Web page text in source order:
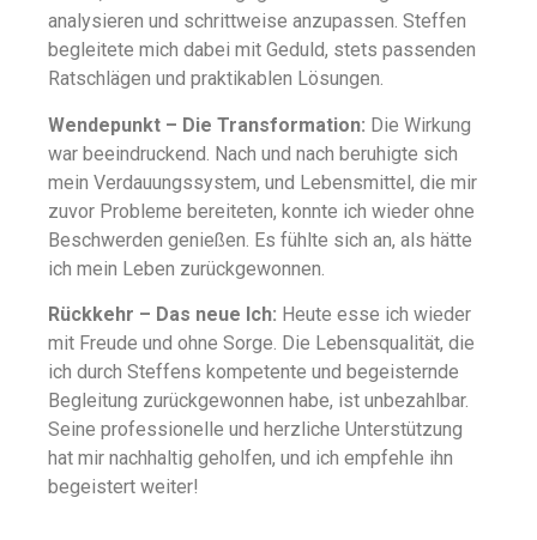
analysieren und schrittweise anzupassen. Steffen
begleitete mich dabei mit Geduld, stets passenden
Ratschlägen und praktikablen Lösungen.
Wendepunkt – Die Transformation: Die Wirkung
war beeindruckend. Nach und nach beruhigte sich
mein Verdauungssystem, und Lebensmittel, die mir
zuvor Probleme bereiteten, konnte ich wieder ohne
Beschwerden genießen. Es fühlte sich an, als hätte
ich mein Leben zurückgewonnen.
Rückkehr – Das neue Ich: Heute esse ich wieder
mit Freude und ohne Sorge. Die Lebensqualität, die
ich durch Steffens kompetente und begeisternde
Begleitung zurückgewonnen habe, ist unbezahlbar.
Seine professionelle und herzliche Unterstützung
hat mir nachhaltig geholfen, und ich empfehle ihn
begeistert weiter!